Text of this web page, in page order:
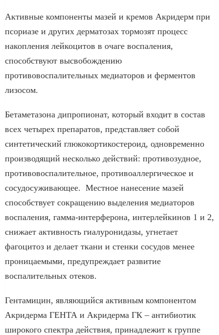
Активные компоненты мазей и кремов Акридерм при
псориазе и других дерматозах тормозят процесс
накопления лейкоцитов в очаге воспаления,
способствуют высвобождению
противовоспалительных медиаторов и ферментов
лизосом.
Бетаметазона дипропионат, который входит в состав
всех четырех препаратов, представляет собой
синтетический глюкокортикостероид, одновременно
производящий несколько действий: противозудное,
противовоспалительное, противоаллергическое и
сосудосуживающее. Местное нанесение мазей
способствует сокращению выделения медиаторов
воспаления, гамма-интерферона, интерлейкинов 1 и 2,
снижает активность гиалуронидазы, угнетает
фагоцитоз и делает ткани и стенки сосудов менее
проницаемыми, предупреждает развитие
воспалительных отеков.
Гентамицин, являющийся активным компонентом
Акридерма ГЕНТА и Акридерма ГК – антибиотик
широкого спектра действия, принадлежит к группе